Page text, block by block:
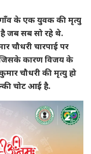
गाँव के एक युवक की मृत्यु
है जब सब सो रहे थे.
चौधरी चारपाई पर
कारण विजय के
चौधरी की मृत्यु हो
चोट आई है.